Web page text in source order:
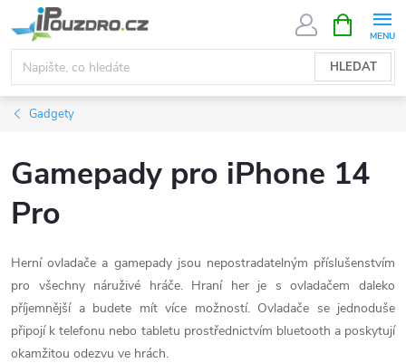
na
obsah
HLEDAT
NÁKUPNÍ
KOŠÍK
Gadgety
Gamepady pro iPhone 14
Pro
Herní ovladače a gamepady jsou nepostradatelným příslušenstvím
pro všechny náruživé hráče. Hraní her je s ovladačem daleko
příjemnější a budete mít více možností. Ovladače se jednoduše
připojí k telefonu nebo tabletu prostřednictvím bluetooth a poskytují
okamžitou odezvu ve hrách.